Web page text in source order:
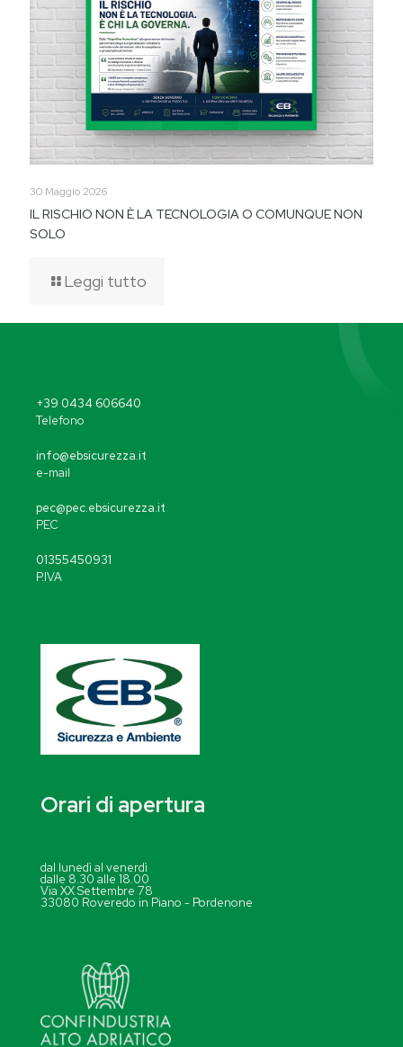
30 Maggio 2026
IL RISCHIO NON È LA TECNOLOGIA O COMUNQUE NON
SOLO
Leggi tutto
+39 0434 606640
Telefono
info@ebsicurezza.it
e-mail
pec@pec.ebsicurezza.it
PEC
01355450931
P.IVA
Orari di apertura
dal lunedì al venerdì
dalle 8.30 alle 18.00
Via XX Settembre 78
33080 Roveredo in Piano - Pordenone